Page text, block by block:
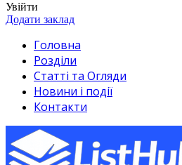
Увійти
Додати заклад
Головна
Розділи
Статті та Огляди
Новини і події
Контакти